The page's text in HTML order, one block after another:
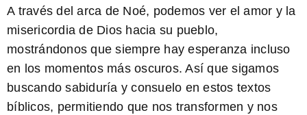
A través del arca de Noé, podemos ver el amor y la
misericordia de Dios hacia su pueblo,
mostrándonos que siempre hay esperanza incluso
en los momentos más oscuros. Así que sigamos
buscando sabiduría y consuelo en estos textos
bíblicos, permitiendo que nos transformen y nos